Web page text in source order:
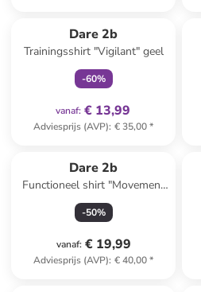
Dare 2b
Trainingsshirt "Vigilant" geel
-60%
vanaf: € 13,99
Adviesprijs (AVP): € 35,00*
Dare 2b
Functioneel shirt "Movement
III" geel
-50%
vanaf: € 19,99
Adviesprijs (AVP): € 40,00*